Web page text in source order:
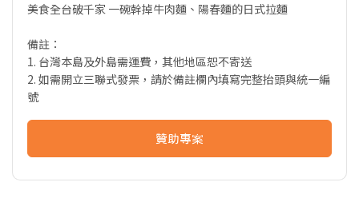
美食全台破千家 一碗幹掉牛肉麵、陽春麵的日式拉麵
備註：
1. 台灣本島及外島需運費，其他地區恕不寄送
2. 如需開立三聯式發票，請於備註欄內填寫完整抬頭與統一編
號
贊助專案